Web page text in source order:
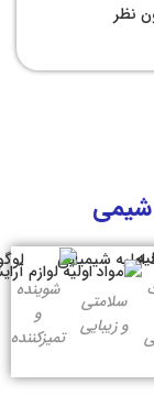
نظر
شیمی
سلامتی
و زیبایی
شوینده
و
تمیزکننده